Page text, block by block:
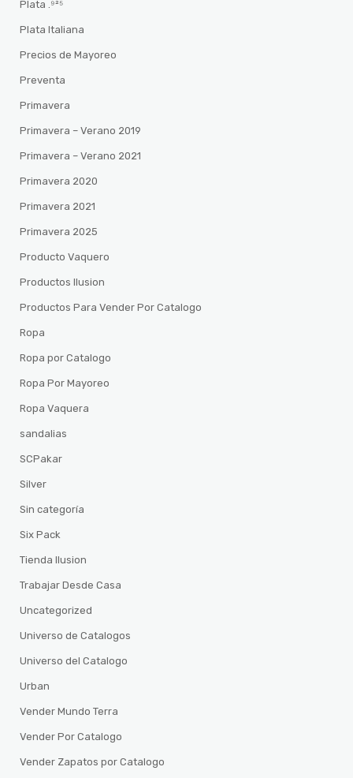
Plata .⁹²⁵
Plata Italiana
Precios de Mayoreo
Preventa
Primavera
Primavera – Verano 2019
Primavera – Verano 2021
Primavera 2020
Primavera 2021
Primavera 2025
Producto Vaquero
Productos Ilusion
Productos Para Vender Por Catalogo
Ropa
Ropa por Catalogo
Ropa Por Mayoreo
Ropa Vaquera
sandalias
SCPakar
Silver
Sin categoría
Six Pack
Tienda Ilusion
Trabajar Desde Casa
Uncategorized
Universo de Catalogos
Universo del Catalogo
Urban
Vender Mundo Terra
Vender Por Catalogo
Vender Zapatos por Catalogo